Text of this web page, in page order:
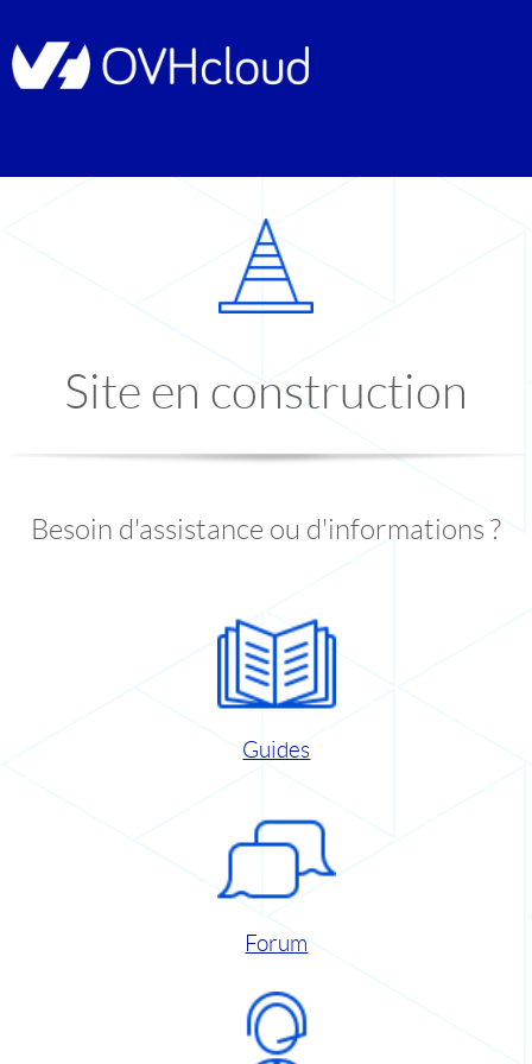
Site en construction
Besoin d'assistance ou d'informations ?
Guides
Forum